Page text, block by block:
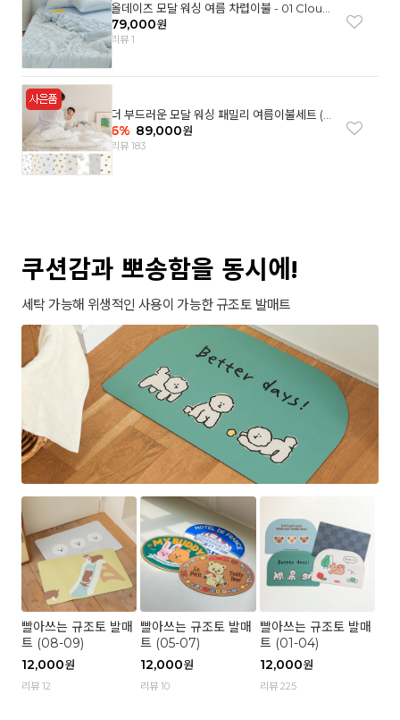
올데이즈 모달 워싱 여름 차렵이불 - 01 Cloud
garden(SS)
79,000원
리뷰 1
더 부드러운 모달 워싱 패밀리 여름이불세트 (8
컬러)
6% 89,000원
리뷰 183
쿠션감과 뽀송함을 동시에!
세탁 가능해 위생적인 사용이 가능한 규조토 발매트
빨아쓰는 규조토 발매
트 (08-09)
12,000원
리뷰 12
빨아쓰는 규조토 발매
트 (05-07)
12,000원
리뷰 10
빨아쓰는 규조토 발매
트 (01-04)
12,000원
리뷰 225